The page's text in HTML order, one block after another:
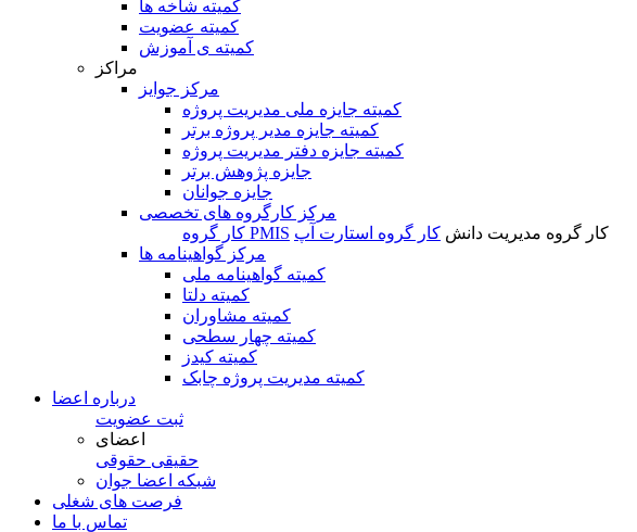
کمیته شاخه ها
کمیته عضویت
کمیته ی آموزش
مراکز
مرکز جوایز
کمیته جایزه ملی مدیریت پروژه
کمیته جایزه مدیر پروژه برتر
کمیته جایزه دفتر مدیریت پروژه
جایزه پژوهش برتر
جایزه جوانان
مرکز کارگروه های تخصصی
کار گروه PMIS
کار گروه مدیریت دانش کار گروه استارت آپ
مرکز گواهینامه ها
کمیته گواهینامه ملی
کمیته دلتا
کمیته مشاوران
کمیته چهار سطحی
کمیته کیدز
کمیته مدیریت پروژه چابک
درباره اعضا
ثبت عضویت
اعضای
حقیقی حقوقی
شبكه اعضا جوان
فرصت های شغلی
تماس با ما